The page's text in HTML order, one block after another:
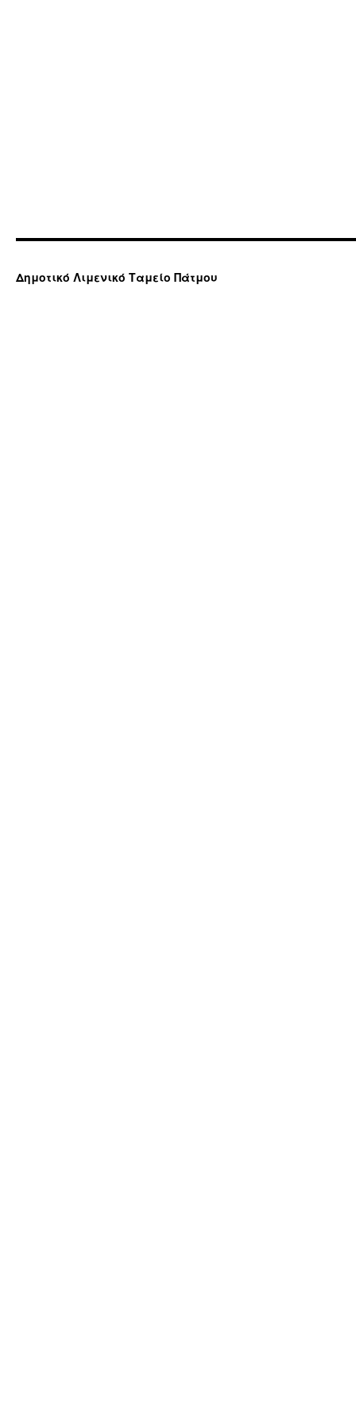
Δημοτικό Λιμενικό Ταμείο Πάτμου